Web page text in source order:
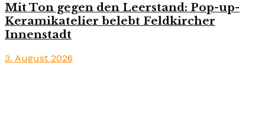
Mit Ton gegen den Leerstand: Pop-up-
Keramikatelier belebt Feldkircher
Innenstadt
3. August 2026